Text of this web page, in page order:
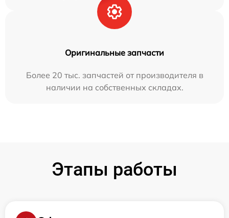
Оригинальные запчасти
Более 20 тыс. запчастей от производителя в
наличии на собственных складах.
Этапы работы